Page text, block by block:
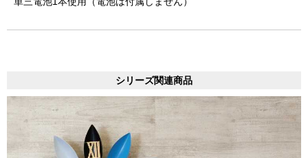
シリーズ関連商品